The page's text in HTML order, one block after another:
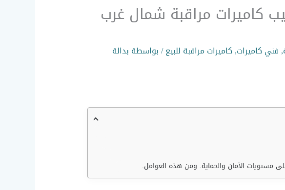
/ 51226224 / شركة تركيب كاميرات مراقبة شمال غرب
,فني كاميرات,كاميرات مراقبة للبيع/ بواسطة بدالة
مستويات الأمان والحماية. ومن هذه العوامل: